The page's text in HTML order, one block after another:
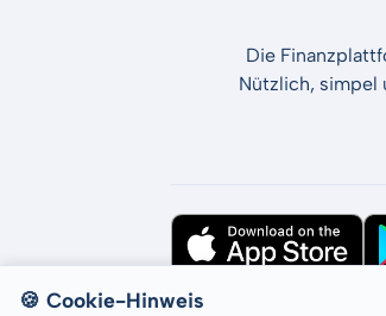
Die
Nützlich, simpel
🍪 Cookie-Hinweis